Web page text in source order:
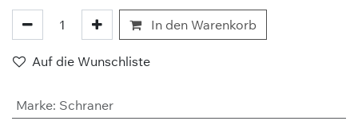
In den Warenkorb
Auf die Wunschliste
Marke: Schraner